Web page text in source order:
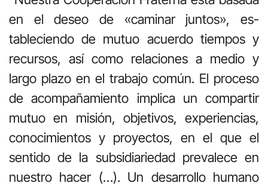
en el deseo de «caminar juntos», es­
tableciendo de mutuo acuerdo tiempos y
recursos, así como relaciones a medio y
largo plazo en el trabajo común. El proceso
de acompañamiento implica un compartir
mutuo en misión, objetivos, experiencias,
conocimientos y proyectos, en el que el
sentido de la subsidiariedad prevalece en
nuestro hacer (…). Un desarrollo humano